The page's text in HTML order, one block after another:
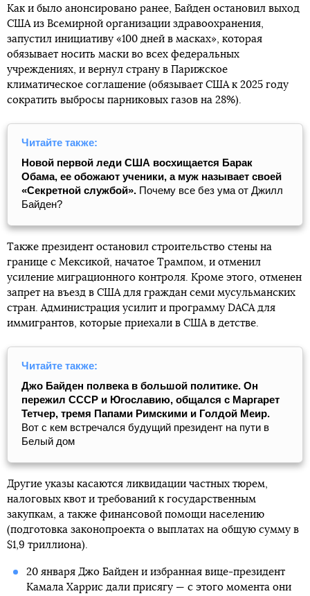
Как и было анонсировано ранее, Байден остановил выход
США из Всемирной организации здравоохранения,
запустил инициативу «100 дней в масках», которая
обязывает носить маски во всех федеральных
учреждениях, и вернул страну в Парижское
климатическое соглашение (обязывает США к 2025 году
сократить выбросы парниковых газов на 28%).
Читайте также:
Новой первой леди США восхищается Барак
Обама, ее обожают ученики, а муж называет своей
«Секретной службой». Почему все без ума от Джилл
Байден?
Также президент остановил строительство стены на
границе с Мексикой, начатое Трампом, и отменил
усиление миграционного контроля. Кроме этого, отменен
запрет на въезд в США для граждан семи мусульманских
стран. Администрация усилит и программу DACA для
иммигрантов, которые приехали в США в детстве.
Читайте также:
Джо Байден полвека в большой политике. Он
пережил СССР и Югославию, общался с Маргарет
Тетчер, тремя Папами Римскими и Голдой Меир.
Вот с кем встречался будущий президент на пути в
Белый дом
Другие указы касаются ликвидации частных тюрем,
налоговых квот и требований к государственным
закупкам, а также финансовой помощи населению
(подготовка законопроекта о выплатах на общую сумму в
$1,9 триллиона).
20 января Джо Байден и избранная вице-президент
Камала Харрис дали присягу — с этого момента они